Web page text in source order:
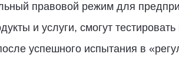
правовой режим для
и услуги, смогут
успешного испытания в